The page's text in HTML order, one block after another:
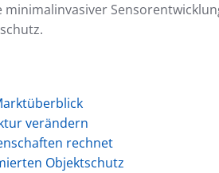
verändern
rechnet
Objektschutz